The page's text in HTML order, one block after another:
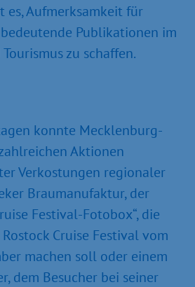
es, Aufmerksamkeit für
Publikationen im
zu schaffen.
konnte Mecklenburg-
Aktionen
Verkostungen regionaler
Braumanufaktur, der
Festival-Fotobox“, die
Cruise Festival vom
machen soll oder einem
dem Besucher bei seiner